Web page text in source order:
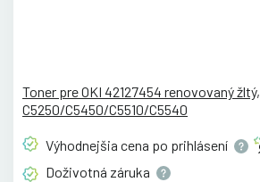
Toner pre OKI 42127454 renovovaný žltý,
C5250/C5450/C5510/C5540
Výhodnejšia cena po prihlásení
Doživotná záruka